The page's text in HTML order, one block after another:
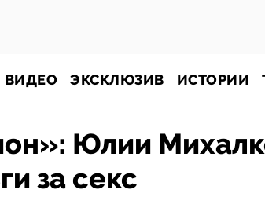
ВИДЕО ЭКСКЛЮЗИВ ИСТОРИИ
Юлии
за секс